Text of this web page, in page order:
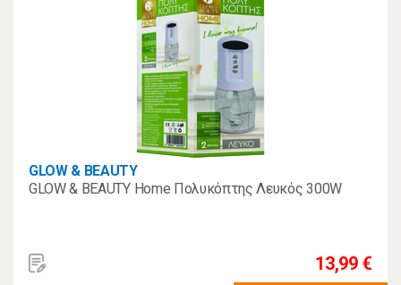
GLOW & BEAUTY
GLOW & BEAUTY Home Πολυκόπτης Λευκός 300W
13,99 €